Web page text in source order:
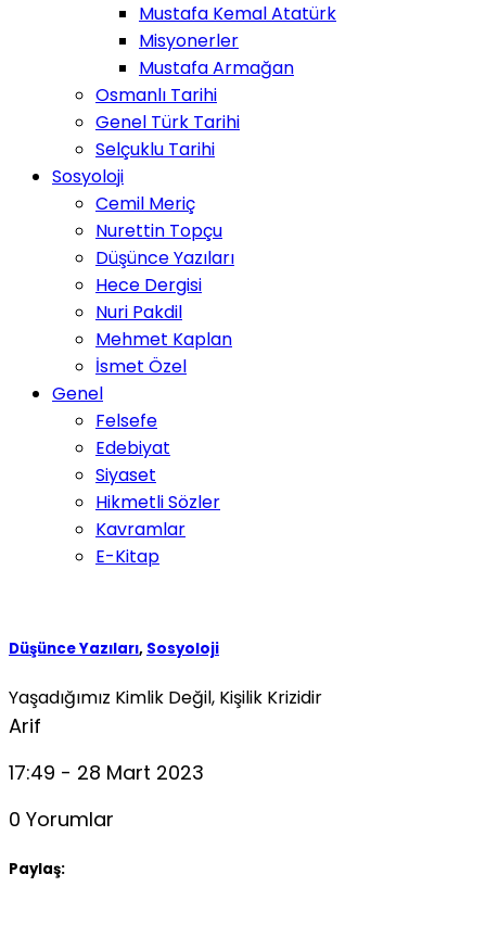
Mustafa Kemal Atatürk
Misyonerler
Mustafa Armağan
Osmanlı Tarihi
Genel Türk Tarihi
Selçuklu Tarihi
Sosyoloji
Cemil Meriç
Nurettin Topçu
Düşünce Yazıları
Hece Dergisi
Nuri Pakdil
Mehmet Kaplan
İsmet Özel
Genel
Felsefe
Edebiyat
Siyaset
Hikmetli Sözler
Kavramlar
E-Kitap
Düşünce Yazıları, Sosyoloji
Yaşadığımız Kimlik Değil, Kişilik Krizidir
Arif
17:49 - 28 Mart 2023
0 Yorumlar
Paylaş: